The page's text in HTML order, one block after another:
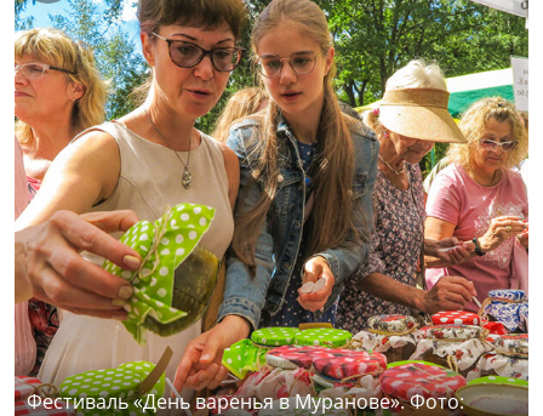
Фестиваль «День варенья в Муранове». Фото: